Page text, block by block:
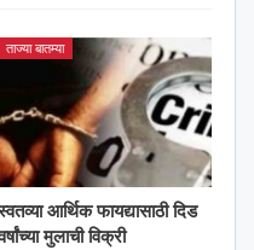
ताज्या बातम्या
आर्थिक फायद्यासाठी दिड
मुलाची विक्री